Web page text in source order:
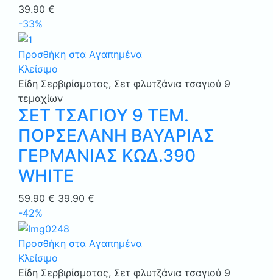
39.90 €
-33%
Προσθήκη στα Αγαπημένα
Κλείσιμο
Είδη Σερβιρίσματος, Σετ φλυτζάνια τσαγιού 9
τεμαχίων
ΣΕΤ ΤΣΑΓΙΟΥ 9 ΤΕΜ.
ΠΟΡΣΕΛΑΝΗ ΒΑΥΑΡΙΑΣ
ΓΕΡΜΑΝΙΑΣ ΚΩΔ.390
WHITE
59.90€ Original
was:
59.90 €.
39.90 €
είναι:
-42%
Προσθήκη στα Αγαπημένα
Κλείσιμο
Είδη Σερβιρίσματος, Σετ φλυτζάνια τσαγιού 9